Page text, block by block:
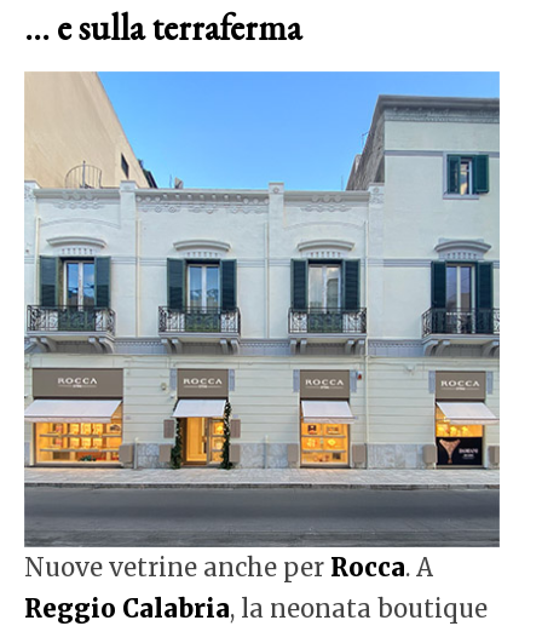
… e sulla terraferma
Nuove vetrine anche per Rocca. A
Reggio Calabria, la neonata boutique